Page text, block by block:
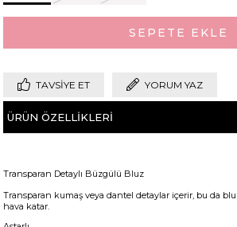
TAVSIYE ET YORUM YAZ
ÜRÜN ÖZELLIKLERI
Transparan Detaylı Büzgülü Bluz
Transparan kumaş veya dantel detaylar içerir, bu da
hava katar.